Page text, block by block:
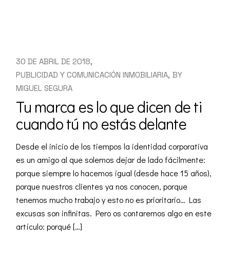
30 DE ABRIL DE 2018
PUBLICIDAD Y COMUNICACIÓN INMOBILIARIA BY
MIGUEL SEGURA
Tu marca es lo que dicen de ti
cuando tú no estás delante
Desde el inicio de los tiempos la identidad corporativa
es un amigo al que solemos dejar de lado fácilmente:
porque siempre lo hacemos igual (desde hace 15 años),
porque nuestros clientes ya nos conocen, porque
tenemos mucho trabajo y esto no es prioritario… Las
excusas son infinitas. Pero os contaremos algo en este
artículo: porqué […]